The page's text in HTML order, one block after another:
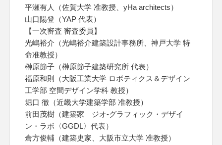
平瀬有人（佐賀大学 准教授、yHa architects）
山口陽登（YAP 代表）
【一次審査 審査委員】
光嶋裕介（光嶋裕介建築設計事務所、神戸大学 特
命准教授）
榊原節子（榊原節子建築研究所 代表）
福原和則（大阪工業大学 ロボティクス＆デザイン
工学部 空間デザイン学科 教授）
堀口 徹（近畿大学建築学部 准教授）
前田茂樹（建築家 ジオ-グラフィック・デザイ
ン・ラボ〈GGDL〉代表）
倉方俊輔（建築史家、大阪市立大学 准教授）